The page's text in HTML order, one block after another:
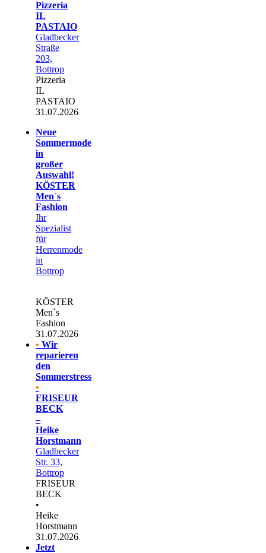
Pizzeria
IL
PASTAIO
Gladbecker
Straße
203,
Bottrop
Pizzeria
IL
PASTAIO
31.07.2026
Neue
Sommermode
in
großer
Auswahl!
KÖSTER
Men´s
Fashion
Ihr
Spezialist
für
Herrenmode
in
Bottrop
KÖSTER
Men´s
Fashion
31.07.2026
• Wir
reparieren
den
Sommerstress
•
FRISEUR
BECK
–
Heike
Horstmann
Gladbecker
Str. 33,
Bottrop
FRISEUR
BECK
•
Heike
Horstmann
31.07.2026
Jetzt